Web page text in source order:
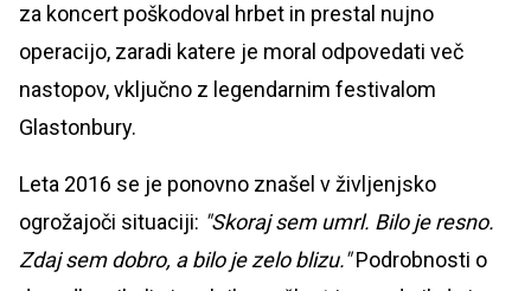
za koncert poškodoval hrbet in prestal nujno
operacijo, zaradi katere je moral odpovedati več
nastopov, vključno z legendarnim festivalom
Glastonbury.
Leta 2016 se je ponovno znašel v življenjsko
ogrožajoči situaciji: "Skoraj sem umrl. Bilo je resno.
Zdaj sem dobro, a bilo je zelo blizu."Podrobnosti o